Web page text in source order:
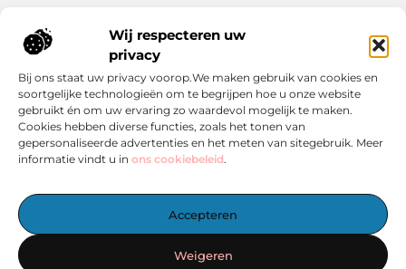
Wij respecteren uw
privacy
Bij ons staat uw privacy voorop.We maken gebruik van cookies en
soortgelijke technologieën om te begrijpen hoe u onze website
gebruikt én om uw ervaring zo waardevol mogelijk te maken.
Cookies hebben diverse functies, zoals het tonen van
gepersonaliseerde advertenties en het meten van sitegebruik. Meer
informatie vindt u in ons cookiebeleid.
Accepteren
Weigeren
— Laat je inspireren door boeiende verhalen, handige tips en
informatieve artikelen – allemaal verzameld op één plek.
Start vandaag nog met ontdekken op linkzoekertje.nl!
Onze informatie